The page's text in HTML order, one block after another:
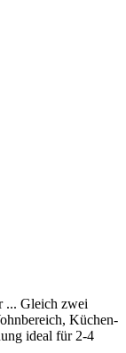
... Gleich zwei
Küchen-
ideal für 2-4